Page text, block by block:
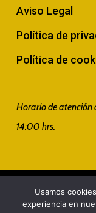
Aviso Legal
Política de
Política de
Horario de atención
14:00 hrs.
© 2026
diseñada por
Usamos
experiencia en